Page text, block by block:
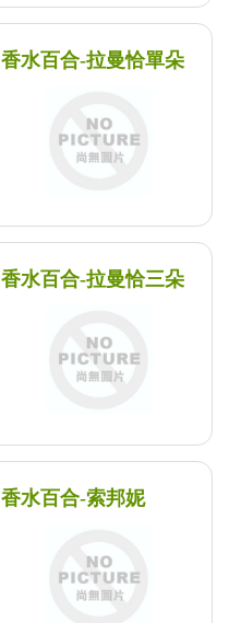
香水百合-拉曼恰單朵
香水百合-拉曼恰三朵
香水百合-索邦妮